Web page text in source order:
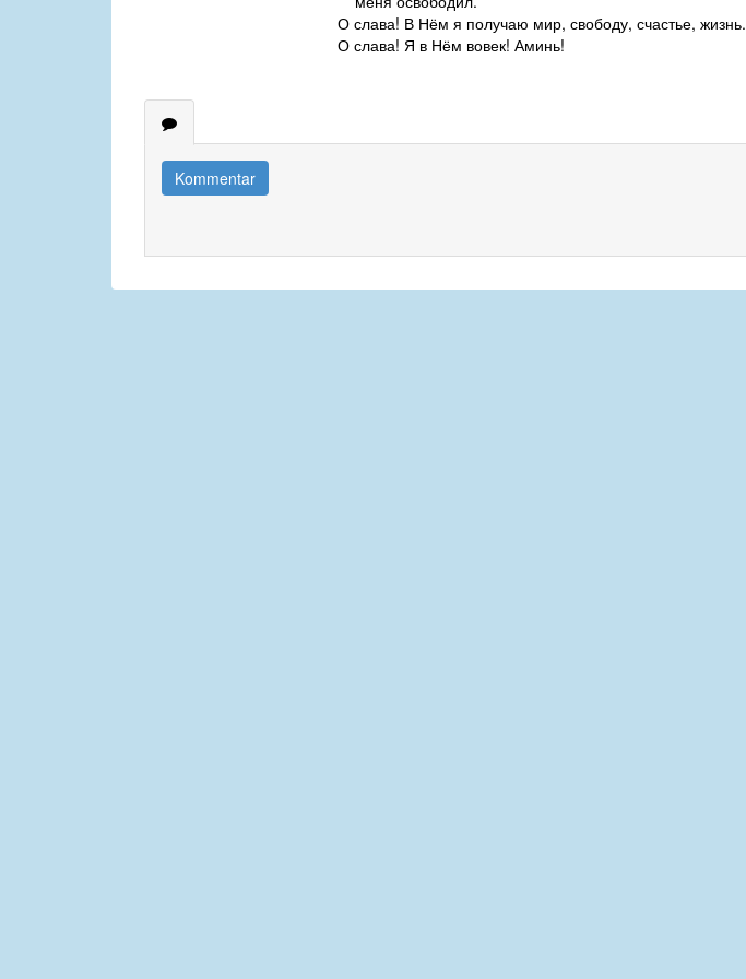
О слава! В Нём я получаю мир, свободу, счастье, жизнь.
О слава! Я в Нём вовек! Аминь!
Kommentar